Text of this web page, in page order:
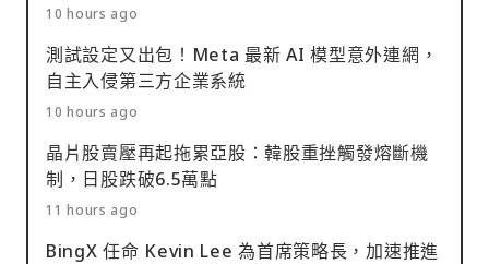
10 hours ago
測試設定又出包！Meta 最新 AI 模型意外連網，
自主入侵第三方企業系統
10 hours ago
晶片股賣壓再起拖累亞股：韓股重挫觸發熔斷機
制，日股跌破6.5萬點
11 hours ago
BingX 任命 Kevin Lee 為首席策略長，加速推進